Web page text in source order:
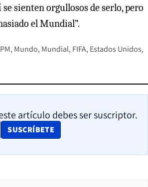
sienten orgullosos de serlo, pero
el Mundial”.
Mundo Mundial FIFA Estados Unidos
artículo debes ser suscriptor.
SUSCRÍBETE
OPENS IN NEW WINDOW